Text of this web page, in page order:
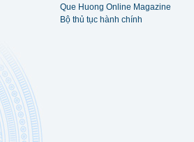
Que Huong Online Magazine
Bộ thủ tục hành chính